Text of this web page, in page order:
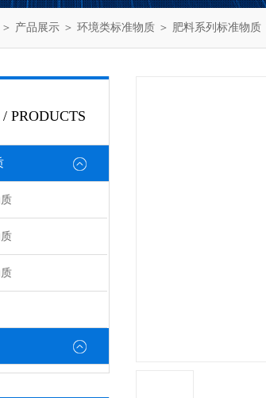
＞ 产品展示 ＞ 环境类标准物质 ＞ 肥料系列标准物质
/ PRODUCTS